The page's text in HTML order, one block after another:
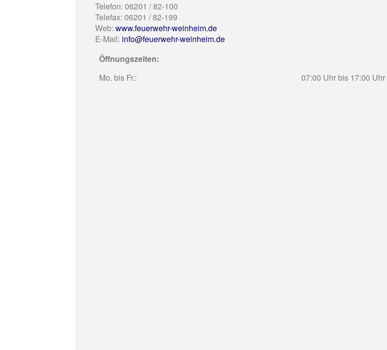
Telefon: 06201 / 82-100
Telefax: 06201 / 82-199
Web: www.feuerwehr-weinheim.de
E-Mail: info@feuerwehr-weinheim.de
Öffnungszeiten:
Mo. bis Fr.:
07:00 Uhr bis 17:00 Uhr